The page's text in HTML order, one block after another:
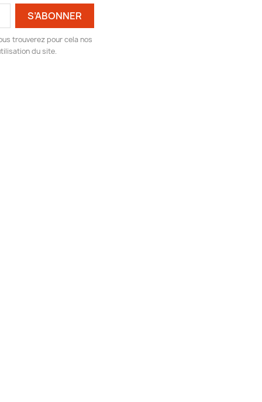
trouverez pour cela nos
du site.